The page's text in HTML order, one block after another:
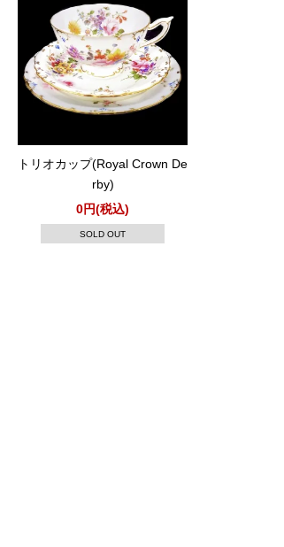
トリオカップ(Royal Crown De
rby)
0円(税込)
SOLD OUT